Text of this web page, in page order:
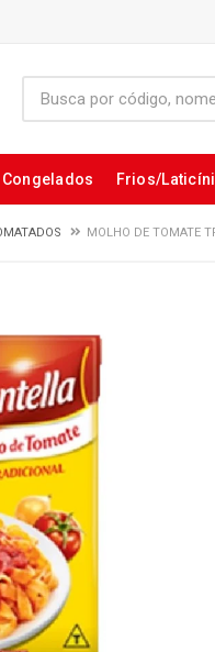
Congelados Frios/
MOLHO DE TOMATE